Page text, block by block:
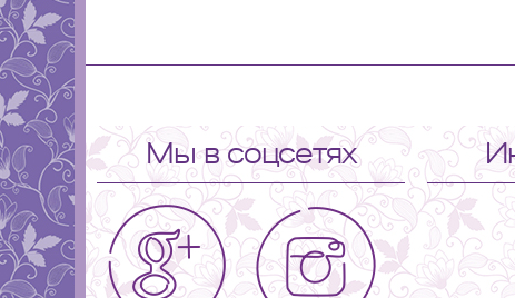
Мы в соцсетях